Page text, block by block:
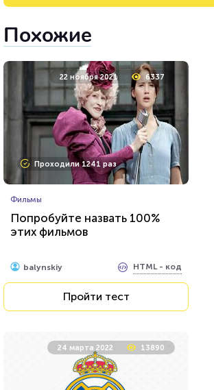
Похожие
22 ноября 2021 6337
Проходили 1241 раз
Фильмы
Попробуйте назвать 100%
этих фильмов
balynskiy HTML - код
Пройти тест
24 марта 2022 13890